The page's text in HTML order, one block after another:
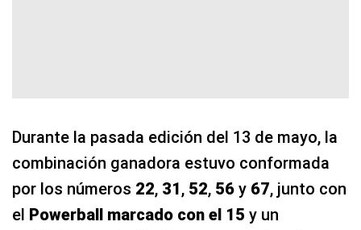
Durante la pasada edición del 13 de mayo, la
combinación ganadora estuvo conformada
por los números 22, 31, 52, 56 y 67, junto con
el Powerball marcado con el 15 y un